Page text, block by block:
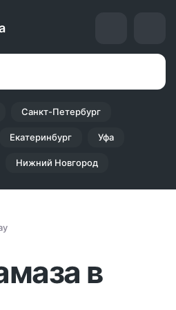
Санкт-Петербург
Екатеринбург Уфа
Нижний Новгород
в